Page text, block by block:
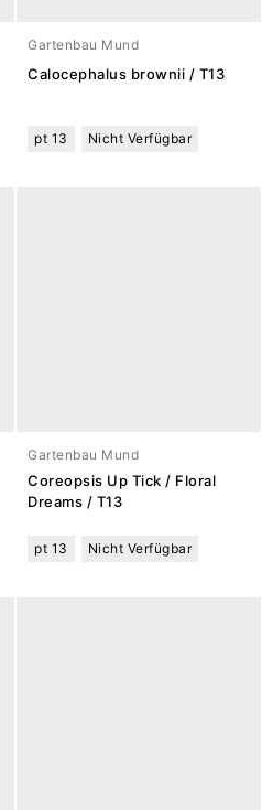
Gartenbau Mund
Calocephalus brownii / T13
pt 13 Nicht Verfügbar
Gartenbau Mund
Coreopsis Up Tick / Floral
Dreams / T13
pt 13 Nicht Verfügbar